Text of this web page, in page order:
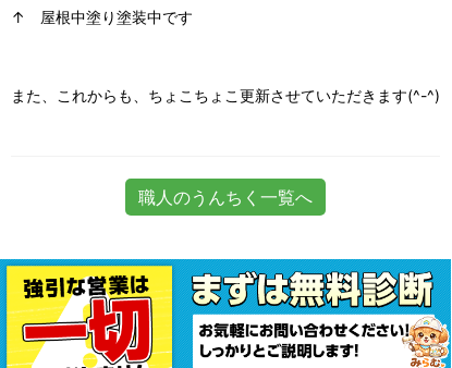
↑ 屋根中塗り塗装中です
また、これからも、ちょこちょこ更新させていただきます(^-^)
職人のうんちく一覧へ